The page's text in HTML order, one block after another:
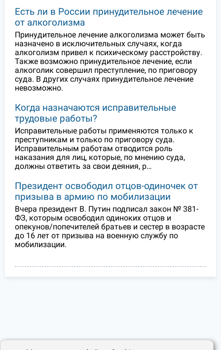
Есть ли в России принудительное лечение
от алкоголизма
Принудительное лечение алкоголизма может быть
назначено в исключительных случаях, когда
алкоголизм привел к психическому расстройству.
Также возможно принудительное лечение, если
алкоголик совершил преступление, по приговору
суда. В других случаях принудительное лечение
невозможно.
Когда назначаются исправительные
трудовые работы?
Исправительные работы применяются только к
преступникам и только по приговору суда.
Исправительным работам отводится роль
наказания для лиц, которые, по мнению суда,
должны ответить за свои деяния, р…
Президент освободил отцов-одиночек от
призыва в армию по мобилизации
Вчера президент В. Путин подписал закон № 381-
ФЗ, которым освободил одиноких отцов и
опекунов/попечителей братьев и сестер в возрасте
до 16 лет от призыва на военную службу по
мобилизации.